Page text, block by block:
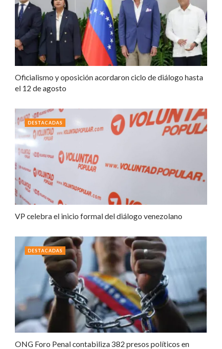
Oficialismo y oposición acordaron ciclo de diálogo hasta
el 12 de agosto
VP celebra el inicio formal del diálogo venezolano
DESTACADAS
ONG Foro Penal contabiliza 382 presos políticos en
DESTACADAS